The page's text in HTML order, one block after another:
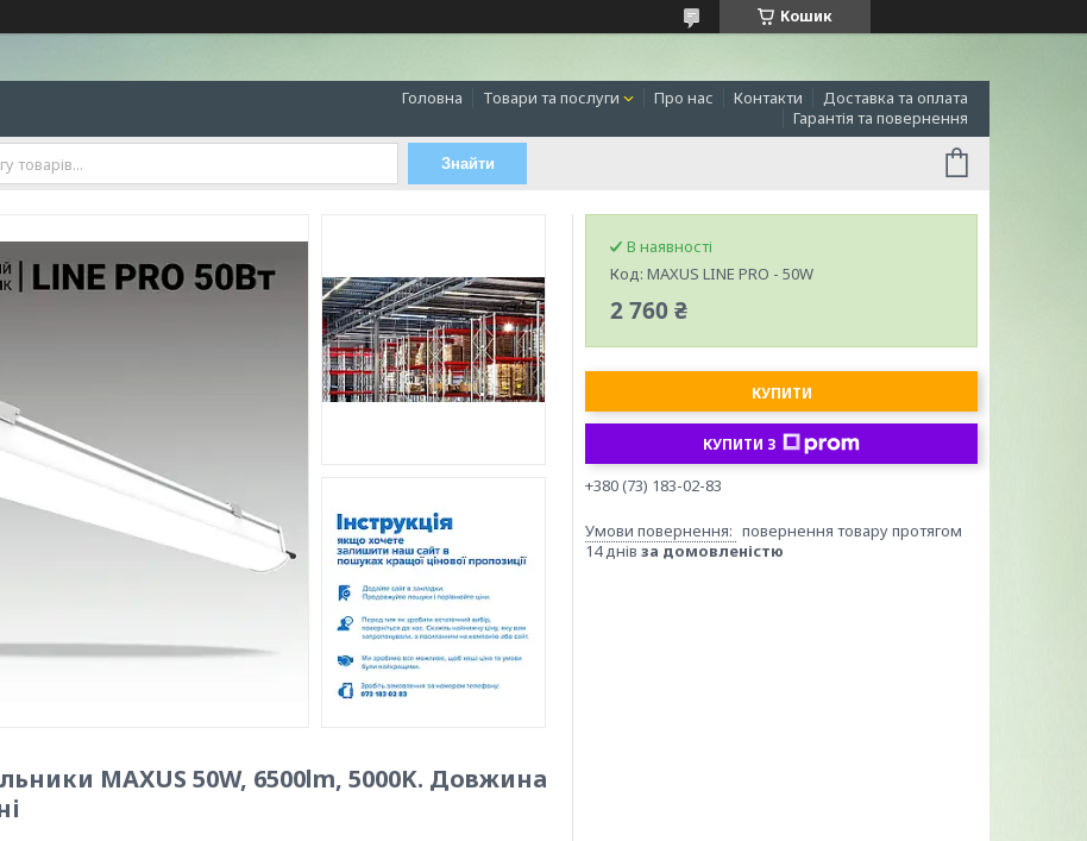
Кошик
Головна Товари та послуги Про нас Контакти
Доставка та оплата
Гарантія та повернення
Знайти
MAXUS 50W, 6500lm, 5000K. Довжина
В наявності
Код: MAXUS LINE PRO - 50W
2 760 ₴
КУПИТИ
КУПИТИ З
+380 (73) 183-02-83
повернення товару протягом
14 днів за домовленістю